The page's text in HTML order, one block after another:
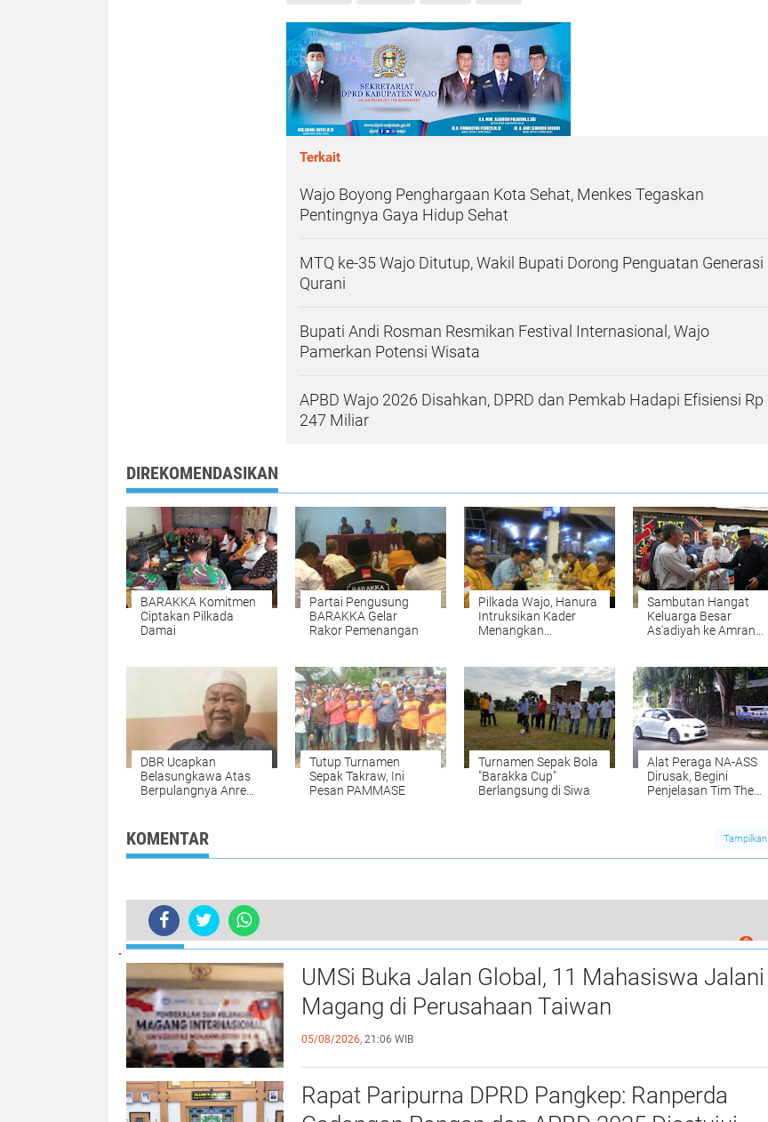
Terkait
Wajo Boyong Penghargaan Kota Sehat, Menkes Tegaskan
Pentingnya Gaya Hidup Sehat
MTQ ke-35 Wajo Ditutup, Wakil Bupati Dorong Penguatan Generasi
Qurani
Bupati Andi Rosman Resmikan Festival Internasional, Wajo
Pamerkan Potensi Wisata
APBD Wajo 2026 Disahkan, DPRD dan Pemkab Hadapi Efisiensi Rp
247 Miliar
DIREKOMENDASIKAN
BARAKKA Komitmen
Ciptakan Pilkada
Damai
Partai Pengusung
BARAKKA Gelar
Rakor Pemenangan
Pilkada Wajo, Hanura
Intruksikan Kader
Menangkan
Sambutan Hangat
Keluarga Besar
As'adiyah ke Amran
DBR Ucapkan
Belasungkawa Atas
Berpulangnya Anre
Tutup Turnamen
Sepak Takraw, Ini
Pesan PAMMASE
Turnamen Sepak Bola
"Barakka Cup"
Berlangsung di Siwa
Alat Peraga NA-ASS
Dirusak, Begini
Penjelasan Tim The
KOMENTAR Tampilkan
Amran Mahmud Melayat ke Rumah Duka Gurutta Rafii Yunus di Makassar
0
TERKINI
UMSi Buka Jalan Global, 11 Mahasiswa Jalani
Magang di Perusahaan Taiwan
05/08/2026, 21:06 WIB
Rapat Paripurna DPRD Pangkep: Ranperda